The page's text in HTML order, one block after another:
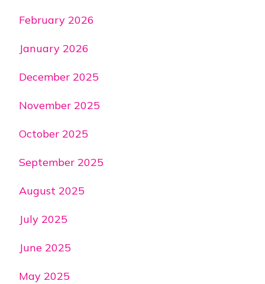
February 2026
January 2026
December 2025
November 2025
October 2025
September 2025
August 2025
July 2025
June 2025
May 2025